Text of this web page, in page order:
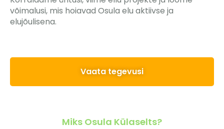
võimalusi, mis hoiavad Osula elu aktiivse ja
elujõulisena.
Vaata tegevusi
Miks Osula Külaselts?